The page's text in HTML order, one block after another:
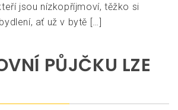
jsou nízkopříjmoví, těžko si
ať už v bytě […]
PŮJČKU LZE